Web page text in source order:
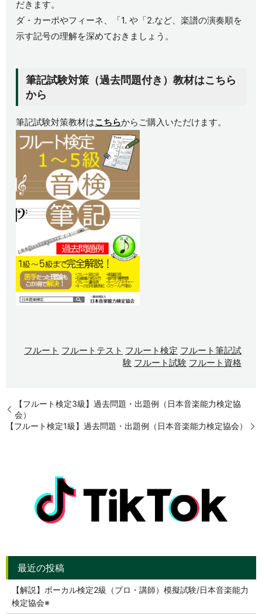
だきます。
ダ・カーポやフィーネ、「1. や「2.など、楽譜の演奏順を
示す記号の理解を深めておきましょう。
筆記試験対策（過去問題付き）教材はこちら
から
筆記試験対策教材はこちらからご購入いただけます。
フルート フルートテスト フルート検定 フルート筆記試
験 フルート試験 フルート資格
【フルート検定3級】過去問題・出題例（日本音楽能力検定協
会）
【フルート検定1級】過去問題・出題例（日本音楽能力検定協会）
【解説】ボーカル検定2級（プロ・講師）模擬試験/日本音楽能力
検定協会※